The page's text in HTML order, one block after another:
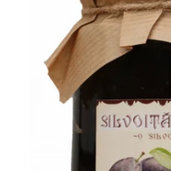
CREME ȘI PASTE TARTINABILE
CONDIMENTE
CEAIURI GRECEȘTI
CIOCOLATĂ ȘI CACAO
HEALTHY SNACKS
SUPERALIMENTE